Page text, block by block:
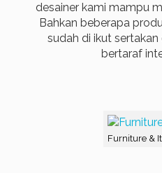
desainer kami mampu
Bahkan beberapa
sudah di ikut
bertaraf
Furniture &